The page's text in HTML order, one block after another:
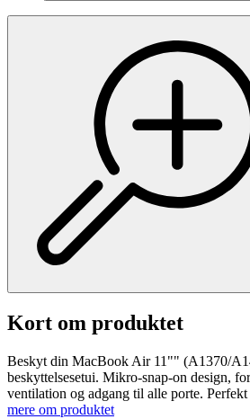
Kort om produktet
Beskyt din MacBook Air 11"" (A1370/
beskyttelsesetui. Mikro-snap-on design,
ventilation og adgang til alle porte.
mere om produktet